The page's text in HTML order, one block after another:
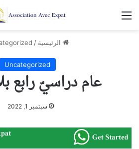
القائمة
الرئيسية /
Uncategorized
عام دراسيّ رابع
سبتمبر 1, 2022